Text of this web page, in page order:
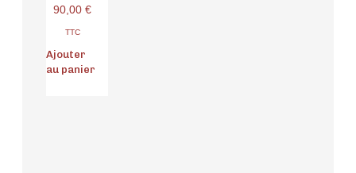
90,00 €
TTC
Ajouter
au panier